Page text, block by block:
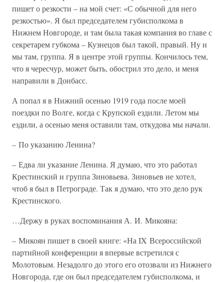
пишет о резкости – на мой счет: «С обычной для него
резкостью». Я был председателем губисполкома в
Нижнем Новгороде, и там была такая компания во главе с
секретарем губкома – Кузнецов был такой, правый. Ну и
мы там, группа. Я в центре этой группы. Кончилось тем,
что я чересчур, может быть, обострил это дело, и меня
направили в Донбасс.
А попал я в Нижний осенью 1919 года после моей
поездки по Волге, когда с Крупской ездили. Летом мы
ездили, а осенью меня оставили там, откудова мы начали.
– По указанию Ленина?
– Едва ли указание Ленина. Я думаю, что это работал
Крестинский и группа Зиновьева. Зиновьев не хотел,
чтоб я был в Петрограде. Так я думаю, что это дело рук
Крестинского.
…Держу в руках воспоминания А. И. Микояна:
– Микоян пишет в своей книге: «На IX Всероссийской
партийной конференции я впервые встретился с
Молотовым. Незадолго до этого его отозвали из Нижнего
Новгорода, где он был председателем губисполкома, и